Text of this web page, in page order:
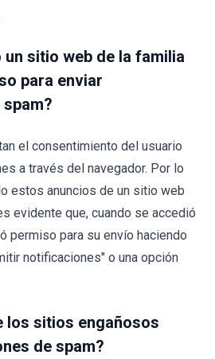
sitio web de la familia
para enviar
el consentimiento del usuario
a través del navegador. Por lo
estos anuncios de un sitio web
evidente que, cuando se accedió
permiso para su envío haciendo
notificaciones" o una opción
los sitios engañosos
de spam?